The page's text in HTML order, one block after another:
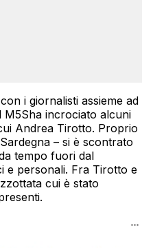
i giornalisti assieme ad
M5Sha incrociato alcuni
Andrea Tirotto. Proprio
– si è scontrato
tempo fuori dal
e personali. Fra Tirotto e
cui è stato